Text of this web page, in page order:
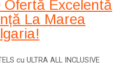
Excelentă
La Marea
cu ULTRA ALL INCLUSIVE